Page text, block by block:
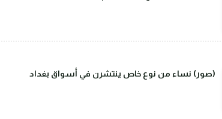
(صور) نساء من نوع خاص ينتشرن في أسواق بغداد